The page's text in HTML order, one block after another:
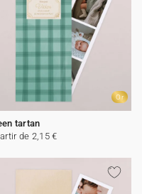
Or
tartan
de 2,15 €